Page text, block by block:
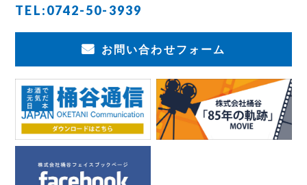
TEL:0742-50-3939
お問い合わせフォーム